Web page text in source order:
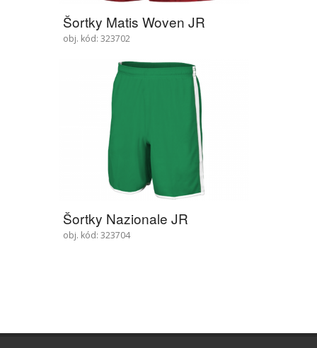
Šortky Matis Woven JR
obj. kód: 323702
Šortky Nazionale JR
obj. kód: 323704